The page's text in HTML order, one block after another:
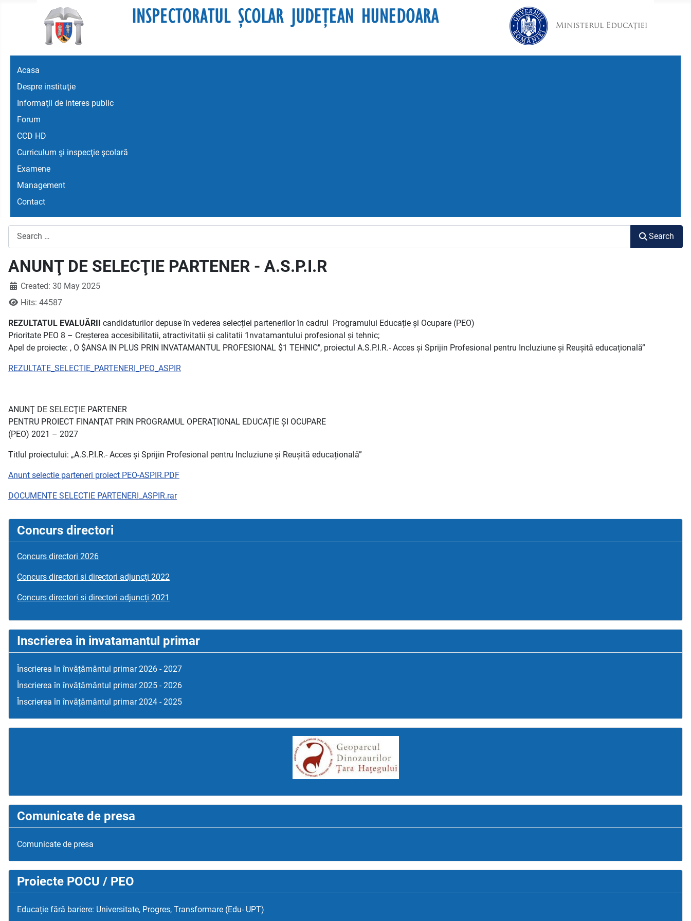
Acasa
Despre instituţie
Informaţii de interes public
Forum
CCD HD
Curriculum şi inspecţie şcolară
Examene
Management
Contact
Search
ANUNŢ DE SELECŢIE PARTENER - A.S.P.I.R
Created: 30 May 2025
Hits: 44587
REZULTATUL EVALUĂRII candidaturilor depuse în vederea selecției partenerilor în cadrul Programului Educație și Ocupare (PEO)
Prioritate PEO 8 – Creșterea accesibilitatii, atractivitatii și calitatii 1nvatamantului profesional și tehnic;
Apel de proiecte: , O $ANSA IN PLUS PRIN INVATAMANTUL PROFESIONAL $1 TEHNIC", proiectul A.S.P.I.R.- Acces și Sprijin Profesional pentru Incluziune și Reușită educațională”
REZULTATE_SELECTIE_PARTENERI_PEO_ASPIR
ANUNŢ DE SELECŢIE PARTENER
PENTRU PROIECT FINANŢAT PRIN PROGRAMUL OPERAŢIONAL EDUCAȚIE ȘI OCUPARE
(PEO) 2021 – 2027
Titlul proiectului: „A.S.P.I.R.- Acces și Sprijin Profesional pentru Incluziune și Reușită educațională”
Anunt selectie parteneri proiect PEO-ASPIR.PDF
DOCUMENTE SELECTIE PARTENERI_ASPIR.rar
Concurs directori
Concurs directori 2026
Concurs directori si directori adjuncți 2022
Concurs directori si directori adjuncți 2021
Inscrierea in invatamantul primar
Înscrierea în învățământul primar 2026 - 2027
Înscrierea în învățământul primar 2025 - 2026
Înscrierea în învățământul primar 2024 - 2025
Comunicate de presa
Comunicate de presa
Proiecte POCU / PEO
Educație fără bariere: Universitate, Progres, Transformare (Edu- UPT)